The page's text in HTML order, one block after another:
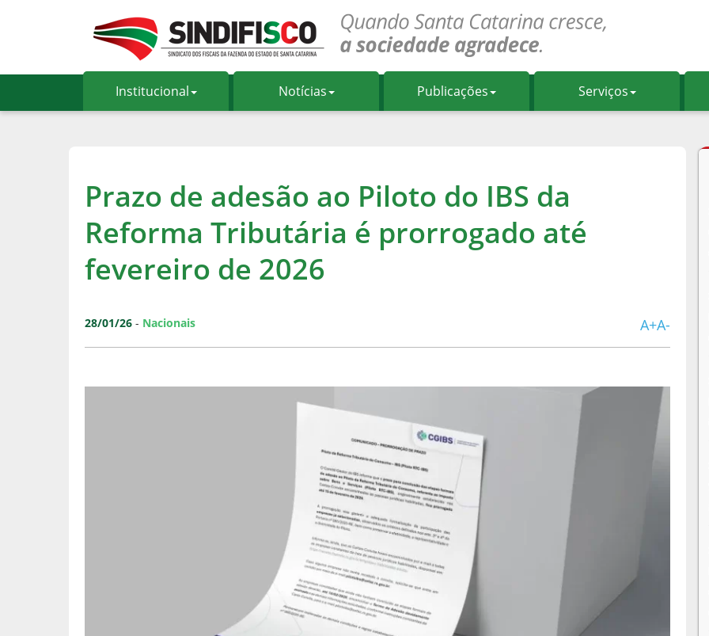
Institucional Notícias Publicações Serviços
Prazo de adesão ao Piloto do IBS da
Reforma Tributária é prorrogado até
fevereiro de 2026
28/01/26 - Nacionais A+A-